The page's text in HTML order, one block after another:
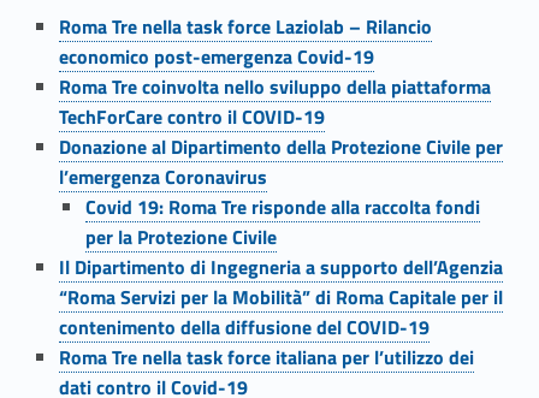
R
o
m
r
a
Link identifier #identifier__193858-1
Roma Tre nella task force Laziolab – Rilancio
economico post-emergenza Covid-19
Link identifier #identifier__146332-2
Roma Tre coinvolta nello sviluppo della piattaforma
TechForCare contro il COVID-19
Link identifier #identifier__181426-3
Donazione al Dipartimento della Protezione Civile per
l’emergenza Coronavirus
Link identifier #identifier__101910-4
Covid 19: Roma Tre risponde alla raccolta fondi
per la Protezione Civile
Link identifier #identifier__129491-5
Il Dipartimento di Ingegneria a supporto dell’Agenzia
“Roma Servizi per la Mobilità” di Roma Capitale per il
contenimento della diffusione del COVID-19
Link identifier #identifier__138896-6
Roma Tre nella task force italiana per l’utilizzo dei
dati contro il Covid-19